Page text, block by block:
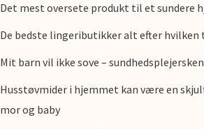
Det mest oversete produkt til et sundere
De bedste lingeributikker alt efter hvilken
Mit barn vil ikke sove –
Husstøvmider i hjemmet kan være en
mor og baby